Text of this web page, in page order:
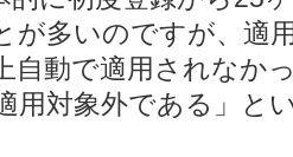
が多いのですが、適
自動で適用されなか
用対象外である」と